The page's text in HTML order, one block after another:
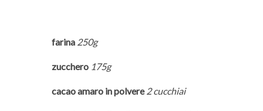
farina 250g
zucchero 175g
cacao amaro in polvere 2 cucchiai